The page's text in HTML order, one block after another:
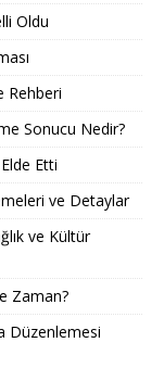
Oldu
Rehberi
Sonucu Nedir?
Etti
ve Detaylar
ve Kültür
Zaman?
Düzenlemesi